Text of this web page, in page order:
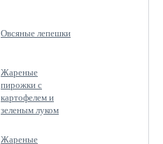
Овсяные лепешки
Жареные
пирожки с
картофелем и
зеленым луком
Жареные